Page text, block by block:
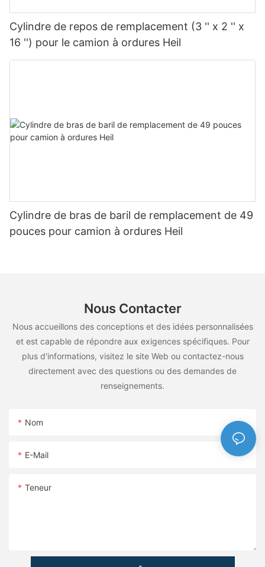
Cylindre de repos de remplacement (3 '' x 2 '' x
16 '') pour le camion à ordures Heil
Cylindre de bras de baril de remplacement de 49
pouces pour camion à ordures Heil
Nous Contacter
Nous accueillons des conceptions et des idées personnalisées
et est capable de répondre aux exigences spécifiques. Pour
plus d'informations, visitez le site Web ou contactez-nous
directement avec des questions ou des demandes de
renseignements.
Nom
E-Mail
Teneur